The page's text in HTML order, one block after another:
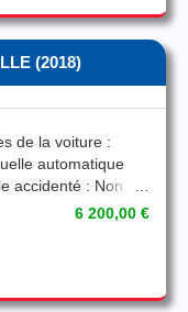
(2018)
de la voiture :
automatique
accidenté : Non,
Couleur extérieure :
6 200,00 €